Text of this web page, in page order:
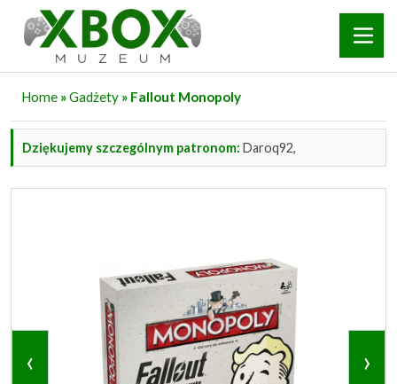
Home »Gadżety » Fallout Monopoly
Dziękujemy szczególnym patronom: Daroq92,
‹ ›